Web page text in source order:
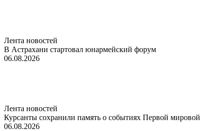
Лента новостей
В Астрахани стартовал юнармейский форум
06.08.2026
Лента новостей
Курсанты сохранили память о событиях Первой мировой
06.08.2026